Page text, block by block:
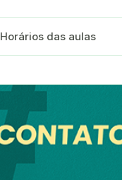
Horários das aulas